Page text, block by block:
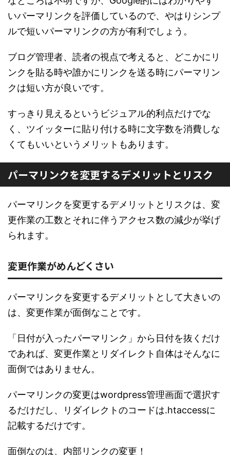
いパーマリンクを評価しているので、やはりシンプ
ルで短いパーマリンクの方が有利でしょう。
ブログ管理者、読者の視点で考えると、どこかにリ
ンクを貼る時や誰かにリンクを送る時にパーマリン
クは短い方が良いです。
すっきり見えるというビジュアル的利点だけでな
く、ツイッターに貼り付ける時に文字数を消費しな
くてもいいというメリットもあります。
パーマリンクを変更するデメリットとリスク
パーマリンクを変更するデメリットとリスクは、変
更作業の工数とそれに伴うアクセス数の減少が挙げ
られます。
変更作業がめんどくさい
パーマリンクを変更するデメリットとして大きいの
は、変更作業が面倒なことです。
「日付が入ったパーマリンク」から日付を抜くだけ
であれば、変更作業とリダイレクト自体はそんなに
面倒ではありません。
パーマリンクの変更はwordpress管理画面で選択す
るだけだし、リダイレクトのコードは.htaccessに
記載するだけです。
面倒なのは、内部リンクの変更！